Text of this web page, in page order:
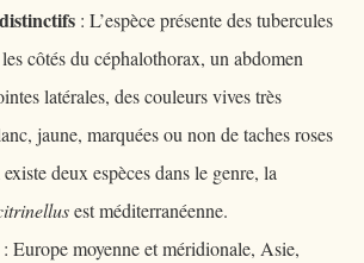
: L’espèce présente des tubercules
côtés du céphalothorax, un abdomen
latérales, des couleurs vives très
jaune, marquées ou non de taches roses
deux espèces dans le genre, la
est méditerranéenne.
: Europe moyenne et méridionale, Asie,